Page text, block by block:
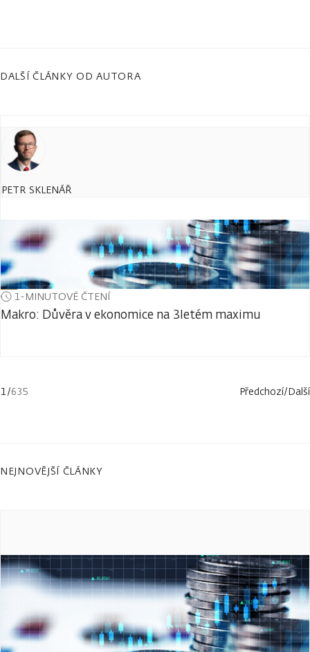
DALŠÍ ČLÁNKY OD AUTORA
PETR SKLENÁŘ
1-MINUTOVÉ ČTENÍ
Makro: Důvěra v ekonomice na 3letém maximu
1/635 Předchozí/Další
NEJNOVĚJŠÍ ČLÁNKY